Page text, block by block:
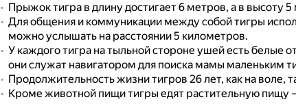
Прыжок тигра в длину достигает 6 метров, а в высоту
Для общения и коммуникации между собой тигры
можно услышать на расстоянии 5 километров.
У каждого тигра на тыльной стороне ушей есть белые
они служат навигатором для поиска мамы маленьким
Продолжительность жизни тигров 26 лет, как на воле,
Кроме животной пищи тигры едят растительную пищу